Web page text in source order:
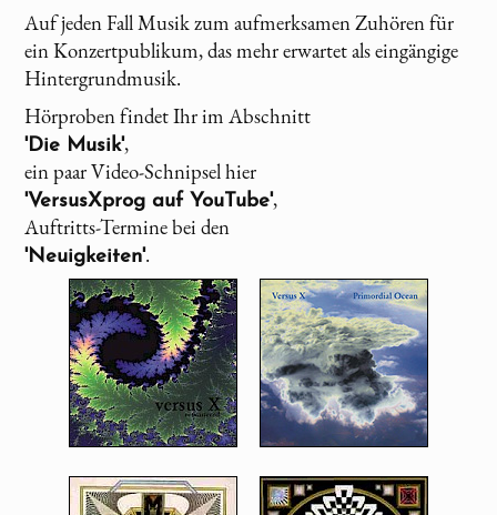
Auf jeden Fall Musik zum aufmerksamen Zuhören für
ein Konzertpublikum, das mehr erwartet als eingängige
Hintergrundmusik.
Hörproben findet Ihr im Abschnitt
'Die Musik',
ein paar Video-Schnipsel hier
'VersusXprog auf YouTube',
Auftritts-Termine bei den
'Neuigkeiten'.